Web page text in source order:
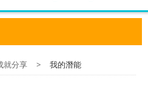
就分享 > 我的潛能